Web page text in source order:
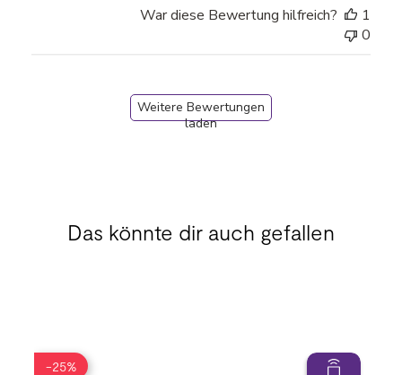
War diese Bewertung hilfreich?
1
0
Weitere Bewertungen
laden
Das könnte dir auch gefallen
-25%